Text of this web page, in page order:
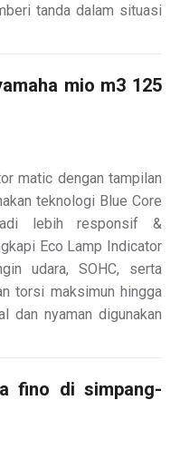
tanda dalam situasi
mio m3 125
matic dengan tampilan
teknologi Blue Core
lebih responsif &
Eco Lamp Indicator
udara, SOHC, serta
torsi maksimun hingga
dan nyaman digunakan
fino di simpang-